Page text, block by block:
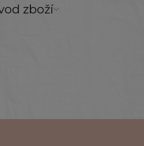
zboží